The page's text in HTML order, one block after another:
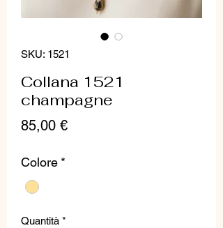
SKU: 1521
Collana 1521
champagne
85,00 €Prezzo
Colore *
Quantità *